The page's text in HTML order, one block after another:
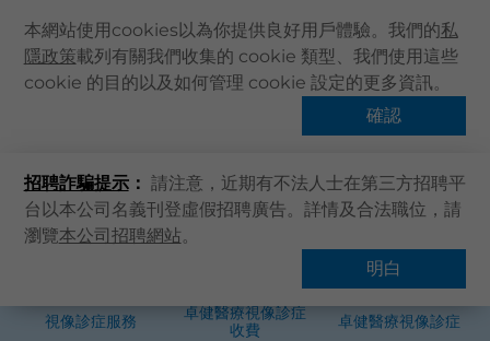
本網站使用cookies以為你提供良好用戶體驗。我們的私
隱政策載列有關我們收集的 cookie 類型、我們使用這些
cookie 的目的以及如何管理 cookie 設定的更多資訊。
確認
招聘詐騙提示： 請注意，近期有不法人士在第三方招聘平
台以本公司名義刊登虛假招聘廣告。詳情及合法職位，請
瀏覽本公司招聘網站。
明白
視像診症服務
卓健醫療視像診症
收費
卓健醫療視像診症